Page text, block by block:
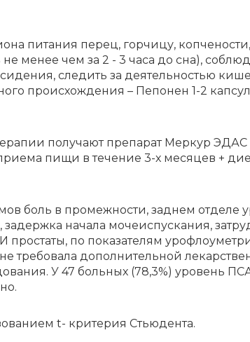
питания перец, горчицу,
менее чем за 2 - 3 часа до сна),
следить за деятельностью
происхождения – Пепонен 1-2
по­лу­ча­ют пре­па­рат Мер­кур ЭДАС
пи­щи в те­че­ние 3-х ме­ся­цев +
боль в про­меж­но­сти, зад­нем от­де­ле
на­ча­ла мо­че­ис­пус­ка­ния,
по по­ка­за­те­лям
тре­бо­ва­ла до­пол­ни­тель­ной
У 47 боль­ных (78,3%) уро­вень
t- кри­те­рия Стью­ден­та.